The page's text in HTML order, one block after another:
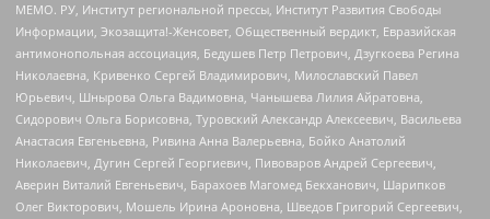
МЕМО. РУ, Институт региональной прессы, Институт Развития Свободы
Информации, Экозащита!-Женсовет, Общественный вердикт, Евразийская
антимонопольная ассоциация, Бедушев Петр Петрович, Дзугкоева Регина
Николаевна, Кривенко Сергей Владимирович, Милославский Павел
Юрьевич, Шнырова Ольга Вадимовна, Чанышева Лилия Айратовна,
Сидорович Ольга Борисовна, Туровский Александр Алексеевич, Васильева
Анастасия Евгеньевна, Ривина Анна Валерьевна, Бойко Анатолий
Николаевич, Дугин Сергей Георгиевич, Пивоваров Андрей Сергеевич,
Аверин Виталий Евгеньевич, Барахоев Магомед Бекханович, Шарипков
Олег Викторович, Мошель Ирина Ароновна, Шведов Григорий Сергеевич,